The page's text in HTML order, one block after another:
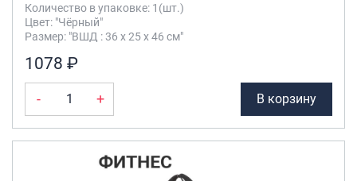
Количество в упаковке: 1(шт.)
Цвет: "Чёрный"
Размер: "ВШД : 36 х 25 х 46 см"
1078 ₽
- + В корзину